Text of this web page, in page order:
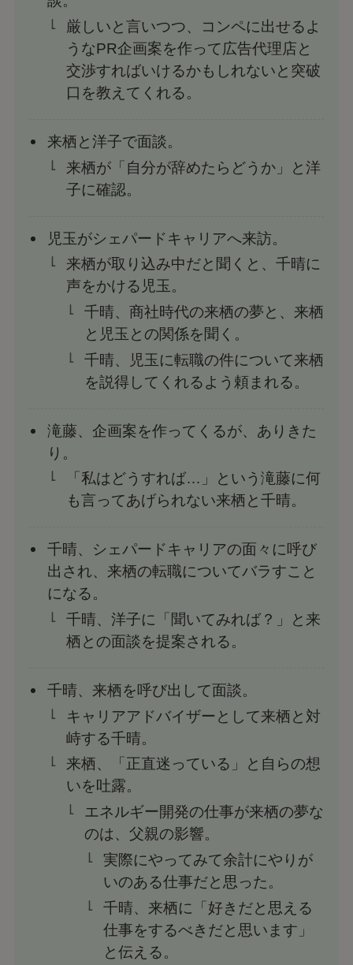
厳しいと言いつつ、コンペに出せるよ
うなPR企画案を作って広告代理店と
交渉すればいけるかもしれないと突破
口を教えてくれる。
来栖と洋子で面談。
来栖が「自分が辞めたらどうか」と洋
子に確認。
児玉がシェパードキャリアへ来訪。
来栖が取り込み中だと聞くと、千晴に
声をかける児玉。
千晴、商社時代の来栖の夢と、来栖
と児玉との関係を聞く。
千晴、児玉に転職の件について来栖
を説得してくれるよう頼まれる。
滝藤、企画案を作ってくるが、ありきた
り。
「私はどうすれば…」という滝藤に何
も言ってあげられない来栖と千晴。
千晴、シェパードキャリアの面々に呼び
出され、来栖の転職についてバラすこと
になる。
千晴、洋子に「聞いてみれば？」と来
栖との面談を提案される。
千晴、来栖を呼び出して面談。
キャリアアドバイザーとして来栖と対
峙する千晴。
来栖、「正直迷っている」と自らの想
いを吐露。
エネルギー開発の仕事が来栖の夢な
のは、父親の影響。
実際にやってみて余計にやりが
いのある仕事だと思った。
千晴、来栖に「好きだと思える
仕事をするべきだと思います」
と伝える。